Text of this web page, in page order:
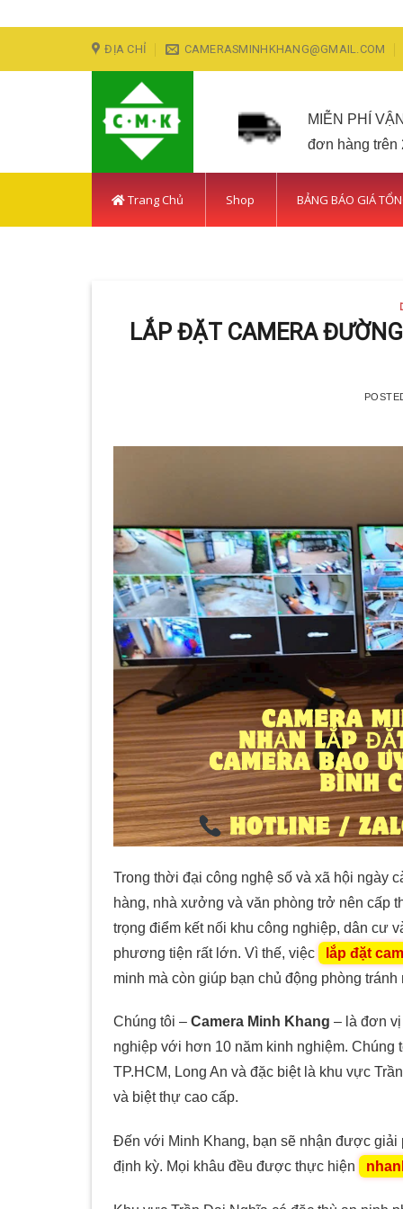
ĐỊA CHỈ CAMERASMINHKHANG@GMAIL.COM
MIỄN PHÍ
đơn hàng trên
Trang Chủ Shop BẢNG BÁO GIÁ
LẮP ĐẶT CAMERA
Với hơn 5
LẮP ĐẶT CAMERA
Trong thời đại công nghệ số và xã hội ngày
hàng, nhà xưởng và văn phòng trở nên
trọng điểm kết nối khu công nghiệp, dân cư
phương tiện rất lớn. Vì thế, việc
lắp đặt
minh mà còn giúp bạn chủ động phòng tránh
Chúng tôi – Camera Minh Khang – là đơn vị
nghiệp với hơn 10 năm kinh nghiệm. Chúng
TP.HCM, Long An và đặc biệt là khu vực
và biệt thự cao cấp.
Đến với Minh Khang, bạn sẽ nhận được giải
định kỳ. Mọi khâu đều được thực hiện